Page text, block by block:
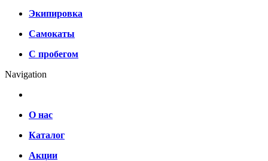
Экипировка
Самокаты
С пробегом
Navigation
О нас
Каталог
Акции